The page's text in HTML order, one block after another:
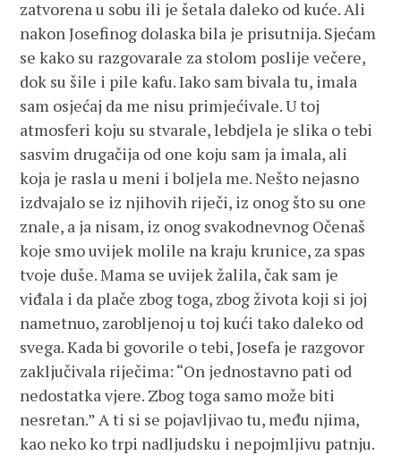
zatvorena u sobu ili je šetala daleko od kuće. Ali
nakon Josefinog dolaska bila je prisutnija. Sjećam
se kako su razgovarale za stolom poslije večere,
dok su šile i pile kafu. Iako sam bivala tu, imala
sam osjećaj da me nisu primjećivale. U toj
atmosferi koju su stvarale, lebdjela je slika o tebi
sasvim drugačija od one koju sam ja imala, ali
koja je rasla u meni i boljela me. Nešto nejasno
izdvajalo se iz njihovih riječi, iz onog što su one
znale, a ja nisam, iz onog svakodnevnog Očenaš
koje smo uvijek molile na kraju krunice, za spas
tvoje duše. Mama se uvijek žalila, čak sam je
viđala i da plače zbog toga, zbog života koji si joj
nametnuo, zarobljenoj u toj kući tako daleko od
svega. Kada bi govorile o tebi, Josefa je razgovor
zaključivala riječima: “On jednostavno pati od
nedostatka vjere. Zbog toga samo može biti
nesretan.” A ti si se pojavljivao tu, među njima,
kao neko ko trpi nadljudsku i nepojmljivu patnju.